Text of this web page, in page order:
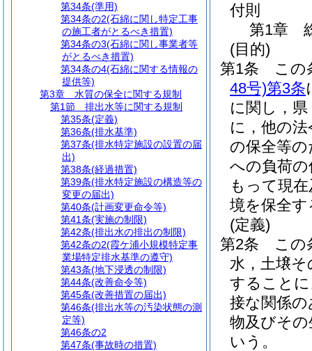
付則
第1章
(目的)
第1条
この
48号)第3条
に関し，
に，他の
の保全等
への負荷
もって現
境を保全
(定義)
第2条
この
水，土壌
すること
接な関係
物及びそ
いう。
第34条(準用)
第34条の2(石綿に関し特定工事
の施工者がとるべき措置)
第34条の3(石綿に関し事業者等
がとるべき措置)
第34条の4(石綿に関する情報の
提供等)
第3章
水質の保全に関する規制
第1節
排出水等に関する規制
第35条(定義)
第36条(排水基準)
第37条(排水特定施設の設置の届
出)
第38条(経過措置)
第39条(排水特定施設の構造等の
変更の届出)
第40条(計画変更命令等)
第41条(実施の制限)
第42条(排出水の排出の制限)
第42条の2(霞ケ浦小規模特定事
業場特定排水基準の遵守)
第43条(地下浸透の制限)
第44条(改善命令等)
第45条(改善措置の届出)
第46条(排出水等の汚染状態の測
定等)
第46条の2
第47条(事故時の措置)